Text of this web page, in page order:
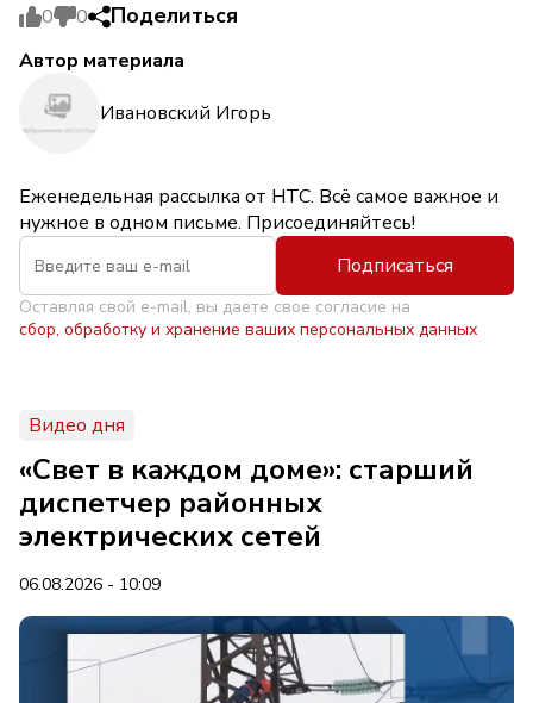
0 0 Поделиться
Автор материала
Ивановский Игорь
Еженедельная рассылка от НТС. Всё самое важное и
нужное в одном письме. Присоединяйтесь!
Подписаться
Оставляя свой e-mail, вы даете свое согласие на
сбор, обработку и хранение ваших персональных данных
Видео дня
«Свет в каждом доме»: старший
диспетчер районных
электрических сетей
06.08.2026 - 10:09